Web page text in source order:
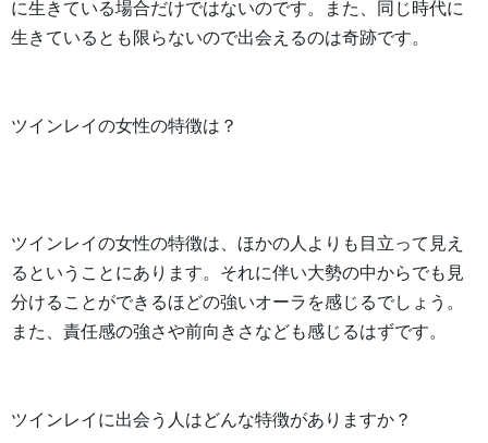
に生きている場合だけではないのです。また、同じ時代に
生きているとも限らないので出会えるのは奇跡です。
ツインレイの女性の特徴は？
ツインレイの女性の特徴は、ほかの人よりも目立って見え
るということにあります。それに伴い大勢の中からでも見
分けることができるほどの強いオーラを感じるでしょう。
また、責任感の強さや前向きさなども感じるはずです。
ツインレイに出会う人はどんな特徴がありますか？